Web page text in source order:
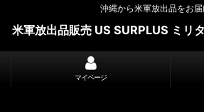
沖縄から米軍放出品をお
米軍放出品販売 US SURPLUS ミリ
マイページ